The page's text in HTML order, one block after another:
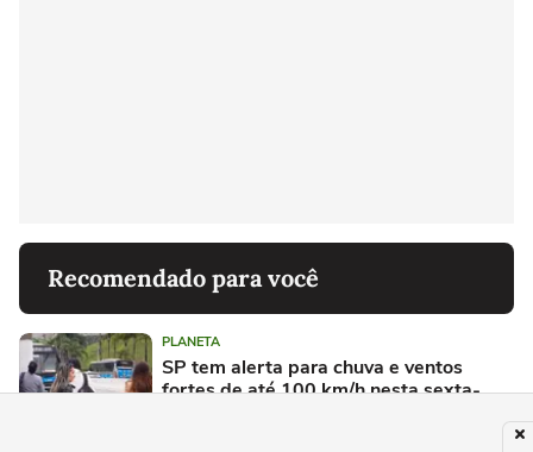
Recomendado para você
PLANETA
SP tem alerta para chuva e ventos
fortes de até 100 km/h nesta sexta-